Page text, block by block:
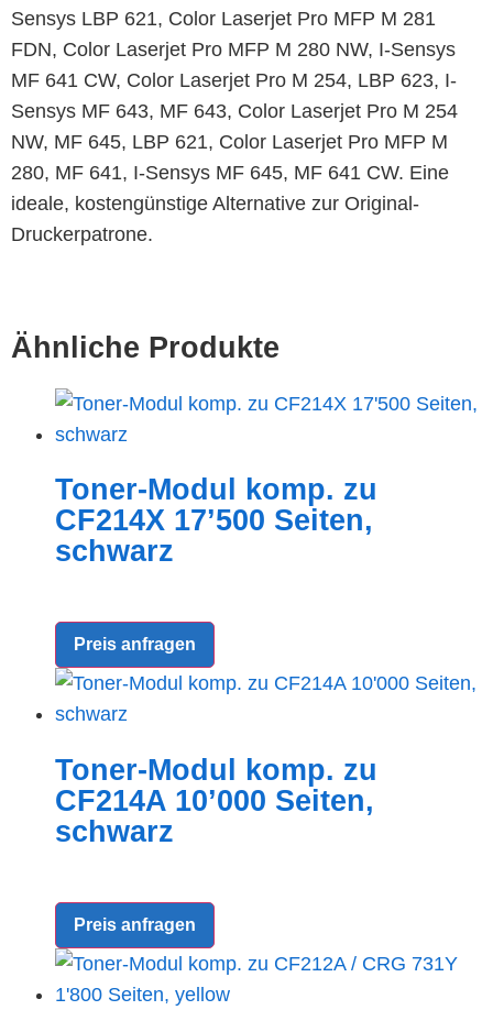
Sensys LBP 621, Color Laserjet Pro MFP M 281
FDN, Color Laserjet Pro MFP M 280 NW, I-Sensys
MF 641 CW, Color Laserjet Pro M 254, LBP 623, I-
Sensys MF 643, MF 643, Color Laserjet Pro M 254
NW, MF 645, LBP 621, Color Laserjet Pro MFP M
280, MF 641, I-Sensys MF 645, MF 641 CW. Eine
ideale, kostengünstige Alternative zur Original-
Druckerpatrone.
Ähnliche Produkte
Toner-Modul komp. zu
CF214X 17’500 Seiten,
schwarz
Preis anfragen
Toner-Modul komp. zu
CF214A 10’000 Seiten,
schwarz
Preis anfragen